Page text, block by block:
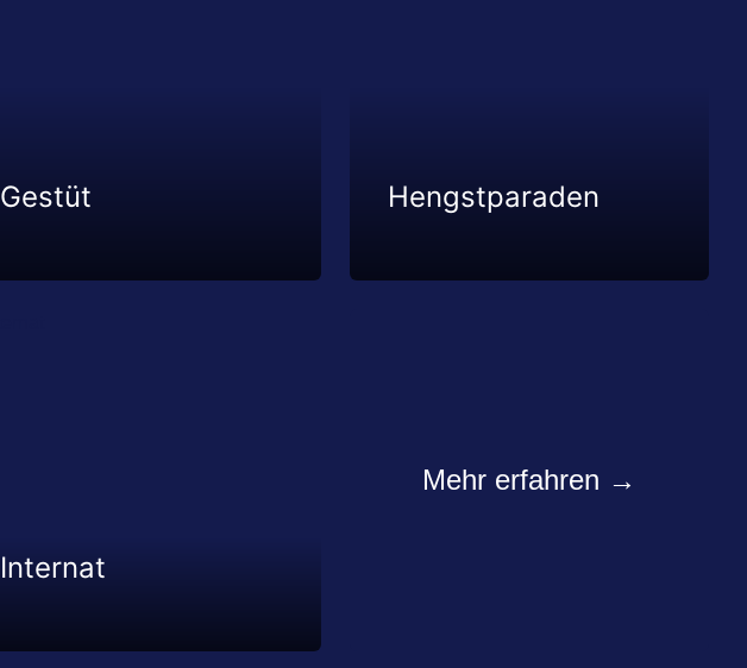
Gestüt Hengstparaden
Internat
Mehr erfahren →